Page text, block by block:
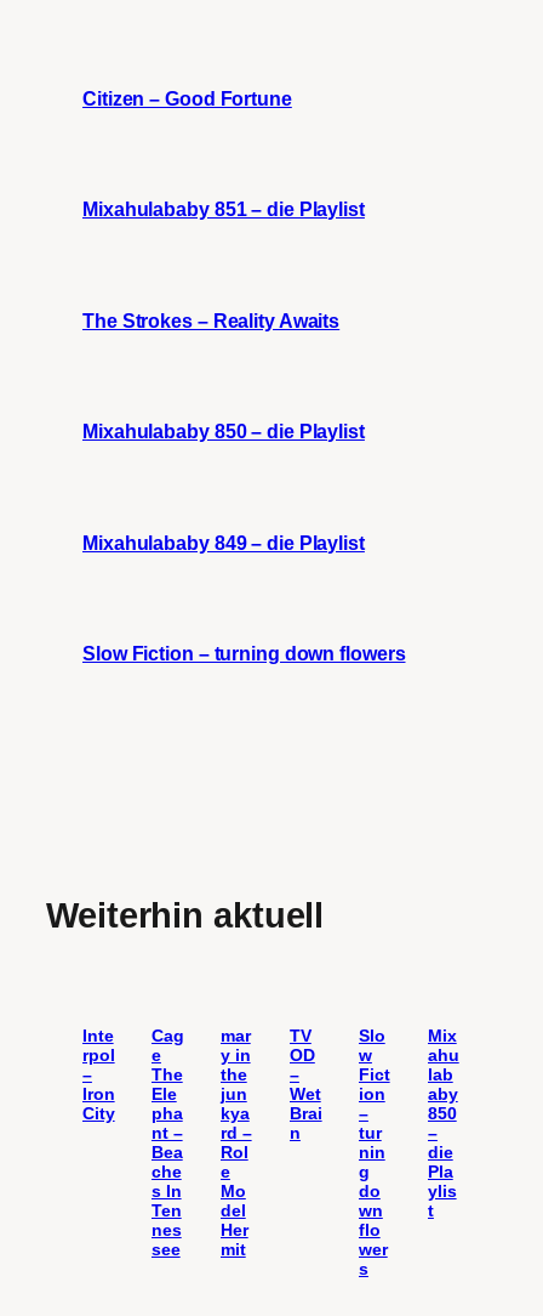
Citizen – Good Fortune
Mixahulababy 851 – die Playlist
The Strokes – Reality Awaits
Mixahulababy 850 – die Playlist
Mixahulababy 849 – die Playlist
Slow Fiction – turning down flowers
Weiterhin aktuell
Inte
rpol
–
Iron
City
Cag
e
The
Ele
pha
nt –
Bea
che
s In
Ten
nes
see
mar
y in
the
jun
kya
rd –
Rol
e
Mo
del
Her
mit
TV
OD
–
Wet
Brai
n
Slo
w
Fict
ion
–
tur
nin
g
do
wn
flo
wer
s
Mix
ahu
lab
aby
850
–
die
Pla
ylis
t